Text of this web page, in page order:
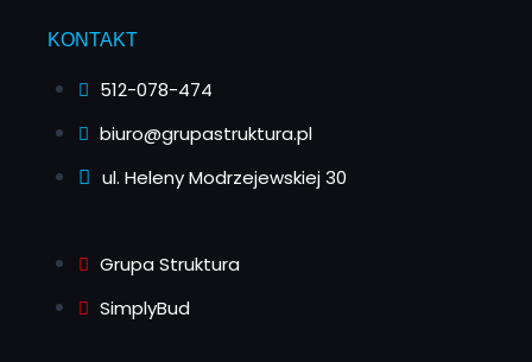
KONTAKT
512-078-474
biuro@grupastruktura.pl
ul. Heleny Modrzejewskiej 30
Grupa Struktura
SimplyBud